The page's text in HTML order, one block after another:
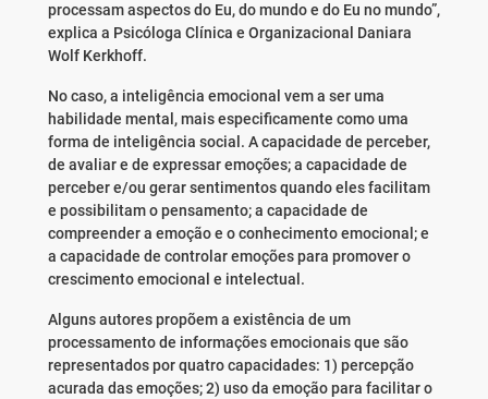
processam aspectos do Eu, do mundo e do Eu no mundo”,
explica a Psicóloga Clínica e Organizacional Daniara
Wolf Kerkhoff.
No caso, a inteligência emocional vem a ser uma
habilidade mental, mais especificamente como uma
forma de inteligência social. A capacidade de perceber,
de avaliar e de expressar emoções; a capacidade de
perceber e/ou gerar sentimentos quando eles facilitam
e possibilitam o pensamento; a capacidade de
compreender a emoção e o conhecimento emocional; e
a capacidade de controlar emoções para promover o
crescimento emocional e intelectual.
Alguns autores propõem a existência de um
processamento de informações emocionais que são
representados por quatro capacidades: 1) percepção
acurada das emoções; 2) uso da emoção para facilitar o